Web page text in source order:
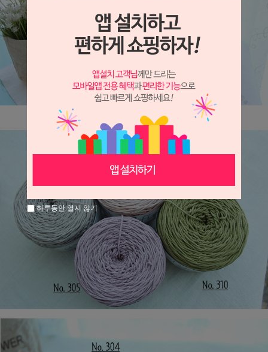
하루동안 열지 않기